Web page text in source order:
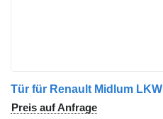
Tür für Renault Midlum LKW
Preis auf Anfrage